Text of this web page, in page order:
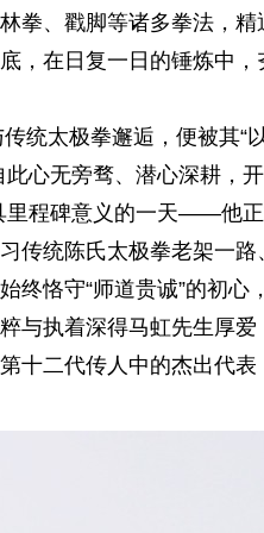
步
一
拳、戳脚等诸多拳法，
，在日复一日的锤炼中
太极拳邂逅，便被其“以
心无旁骛、潜心深耕，
程碑意义的一天——他
传统陈氏太极拳老架一
终恪守“师道贵诚”的初心
与执着深得马虹先生厚
十二代传人中的杰出代